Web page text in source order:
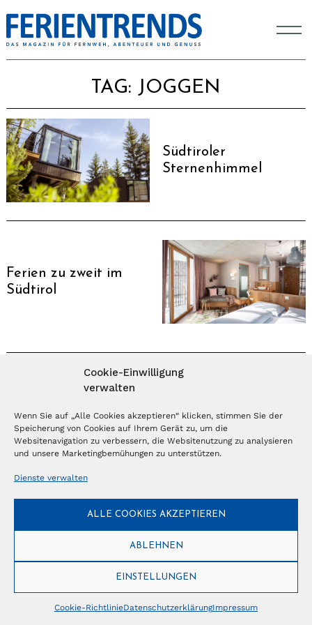
Cookie-Einwilligung
verwalten
Wenn Sie auf „Alle Cookies akzeptieren“ klicken, stimmen Sie der
Speicherung von Cookies auf Ihrem Gerät zu, um die
Websitenavigation zu verbessern, die Websitenutzung zu analysieren
und unsere Marketingbemühungen zu unterstützen.
Dienste verwalten
ALLE COOKIES AKZEPTIEREN
ABLEHNEN
EINSTELLUNGEN
Cookie-RichtlinieDatenschutzerklärungImpressum
TAG: JOGGEN
Südtiroler
Sternenhimmel
Ferien zu zweit im
Südtirol
MAGAZIN ABONNIEREN
Abonnieren
Anmelden
© Copyright 2026 – Ferientrends // info@tlvg.ch
Tourismus Lifestyle Verlag GmbH // Frohbergweg 1 - CH-3012 Bern //
Datenschutzerklärung //Impressum